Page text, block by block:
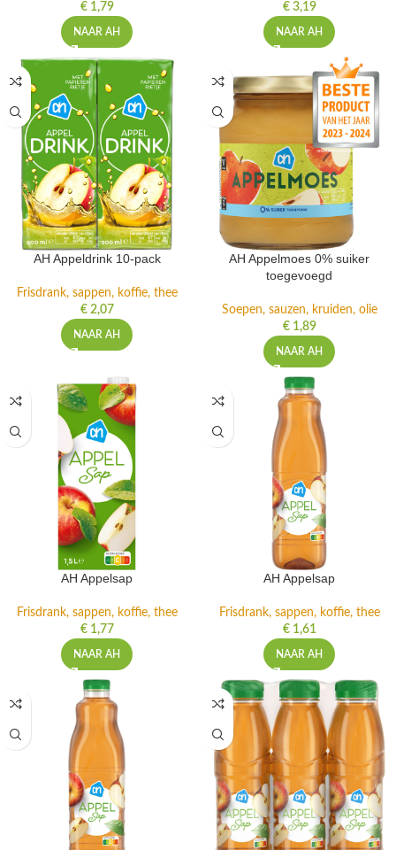
€1,79
NAAR AH
€3,19
NAAR AH
AH Appeldrink 10-pack
Frisdrank, sappen, koffie, thee
€2,07
NAAR AH
AH Appelmoes 0% suiker
toegevoegd
Soepen, sauzen, kruiden, olie
€1,89
NAAR AH
AH Appelsap
Frisdrank, sappen, koffie, thee
€1,77
NAAR AH
AH Appelsap
Frisdrank, sappen, koffie, thee
€1,61
NAAR AH